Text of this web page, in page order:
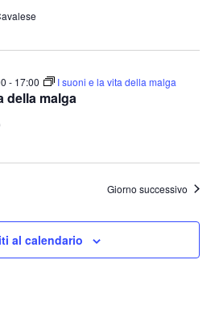
della malga
- 17:00 I suoni e la vita della malga
Giorno successivo
al calendario